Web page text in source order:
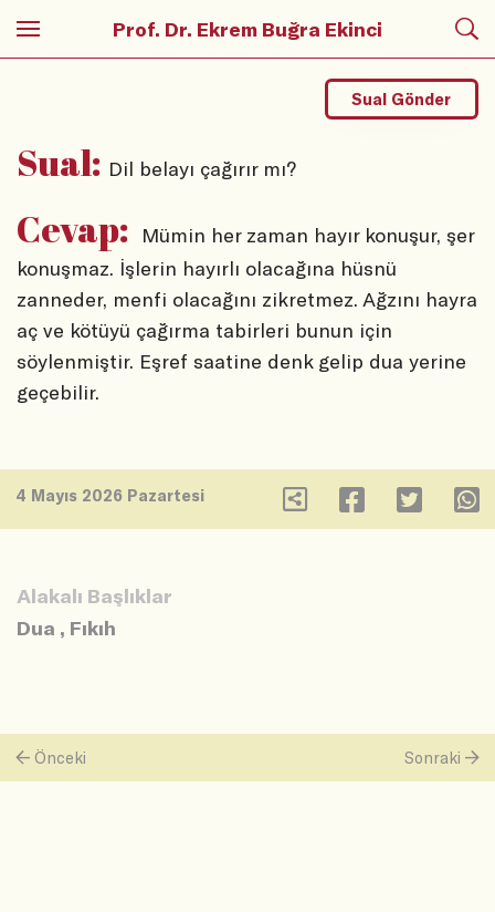
Prof. Dr. Ekrem Buğra Ekinci
Sual: Dil belayı çağırır mı?
Sual Gönder
Cevap:
Mümin her zaman hayır konuşur, şer
konuşmaz. İşlerin hayırlı olacağına hüsnü
zanneder, menfi olacağını zikretmez. Ağzını hayra
aç ve kötüyü çağırma tabirleri bunun için
söylenmiştir. Eşref saatine denk gelip dua yerine
geçebilir.
4 Mayıs 2026 Pazartesi
Alakalı Başlıklar
Dua , Fıkıh
Önceki Sonraki